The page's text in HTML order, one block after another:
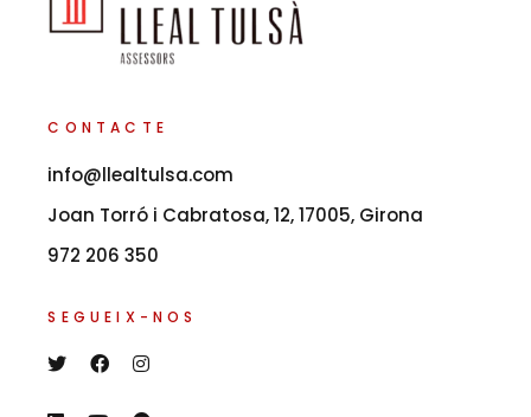
CONTACTE
info@llealtulsa.com
Joan Torró i Cabratosa, 12, 17005, Girona
972 206 350
SEGUEIX-NOS